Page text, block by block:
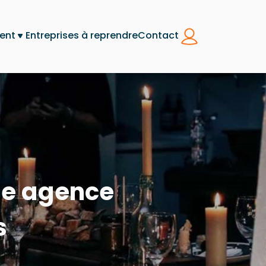
Entreprises à reprendreContact
agence